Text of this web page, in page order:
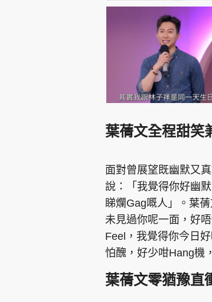
葉蒨文全程甜笑
面對曾展望既幽默又
說：「我覺得你好幽
睇爛Gag嘅人」。葉
未見過你呢一面，好
Feel，我覺得你今日
怕醜，好少咁Hang機
葉蒨文零猶豫直